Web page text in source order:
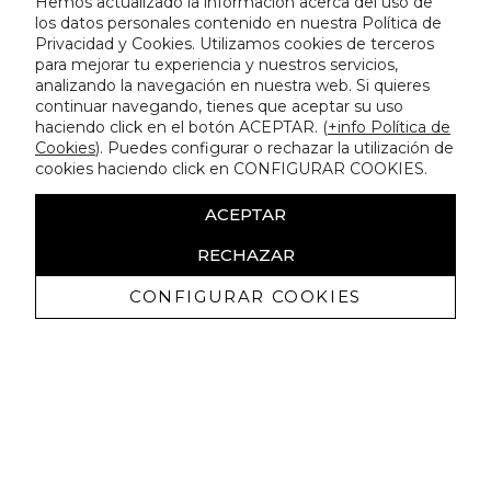
los datos personales contenido en nuestra Política de
Privacidad y Cookies. Utilizamos cookies de terceros
para mejorar tu experiencia y nuestros servicios,
analizando la navegación en nuestra web. Si quieres
continuar navegando, tienes que aceptar su uso
haciendo click en el botón ACEPTAR. (+info Política de
Cookies). Puedes configurar o rechazar la utilización de
cookies haciendo click en CONFIGURAR COOKIES.
ACEPTAR
RECHAZAR
CONFIGURAR COOKIES